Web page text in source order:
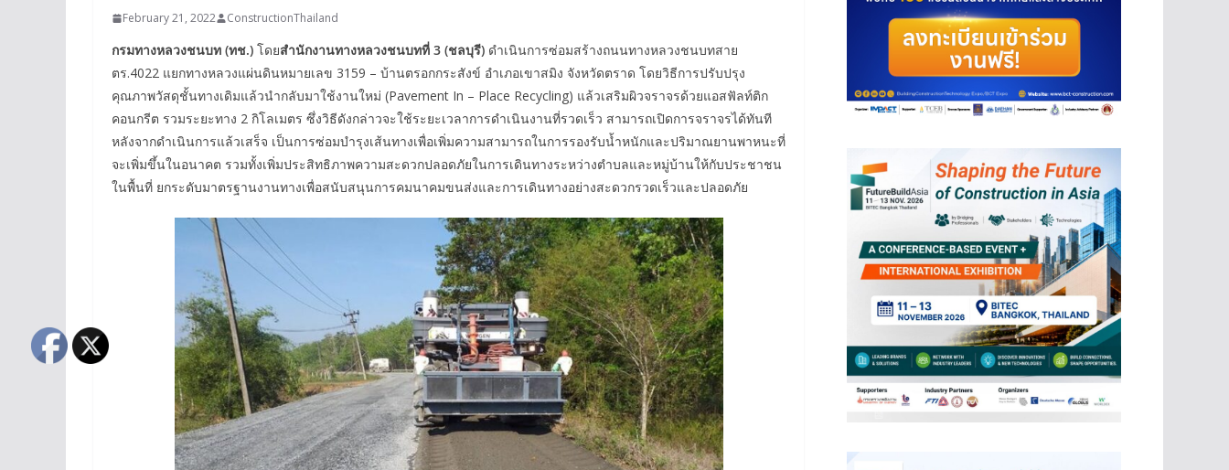
February 21, 2022 ConstructionThailand
กรมทางหลวงชนบท (ทช.) โดยสำนักงานทางหลวงชนบทที่ 3 (ชลบุรี) ดำเนินการซ่อมสร้างถนนทางหลวงชนบทสาย
ตร.4022 แยกทางหลวงแผ่นดินหมายเลข 3159 – บ้านตรอกกระสังข์ อำเภอเขาสมิง จังหวัดตราด โดยวิธีการปรับปรุง
คุณภาพวัสดุชั้นทางเดิมแล้วนำกลับมาใช้งานใหม่ (Pavement In – Place Recycling) แล้วเสริมผิวจราจรด้วยแอสฟัลท์ติก
คอนกรีต รวมระยะทาง 2 กิโลเมตร ซึ่งวิธีดังกล่าวจะใช้ระยะเวลาการดำเนินงานที่รวดเร็ว สามารถเปิดการจราจรได้ทันที
หลังจากดำเนินการแล้วเสร็จ เป็นการซ่อมบำรุงเส้นทางเพื่อเพิ่มความสามารถในการรองรับน้ำหนักและปริมาณยานพาหนะที่
จะเพิ่มขึ้นในอนาคต รวมทั้งเพิ่มประสิทธิภาพความสะดวกปลอดภัยในการเดินทางระหว่างตำบลและหมู่บ้านให้กับประชาชน
ในพื้นที่ ยกระดับมาตรฐานงานทางเพื่อสนับสนุนการคมนาคมขนส่งและการเดินทางอย่างสะดวกรวดเร็วและปลอดภัย